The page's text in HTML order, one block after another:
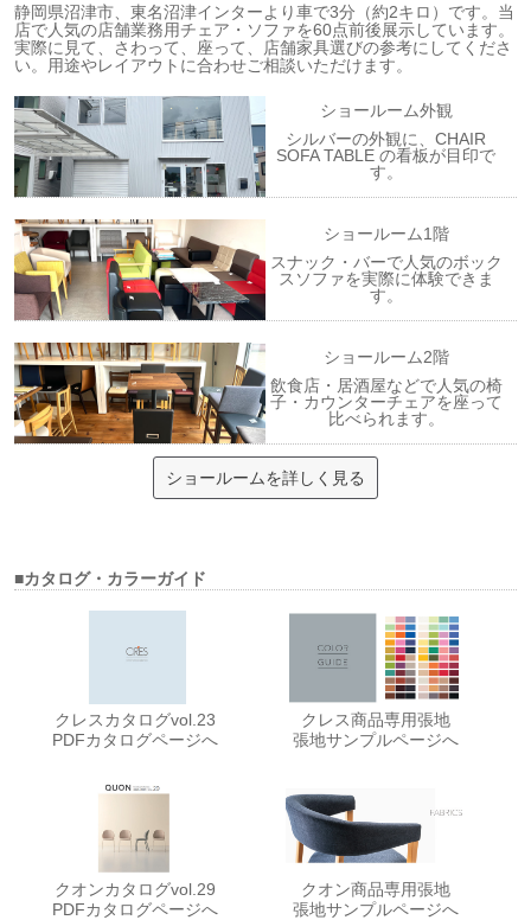
静岡県沼津市、東名沼津インターより車で3分（約2キロ）です。当
店で人気の店舗業務用チェア・ソファを60点前後展示しています。
実際に見て、さわって、座って、店舗家具選びの参考にしてくださ
い。用途やレイアウトに合わせご相談いただけます。
ショールーム外観
シルバーの外観に、CHAIR
SOFA TABLE の看板が目印で
す。
ショールーム1階
スナック・バーで人気のボック
スソファを実際に体験できま
す。
ショールーム2階
飲食店・居酒屋などで人気の椅
子・カウンターチェアを座って
比べられます。
ショールームを詳しく見る
■カタログ・カラーガイド
クレスカタログvol.23
PDFカタログページへ
クレス商品専用張地
張地サンプルページへ
クオンカタログvol.29
PDFカタログページへ
クオン商品専用張地
張地サンプルページへ